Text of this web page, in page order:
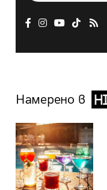
Намерено в